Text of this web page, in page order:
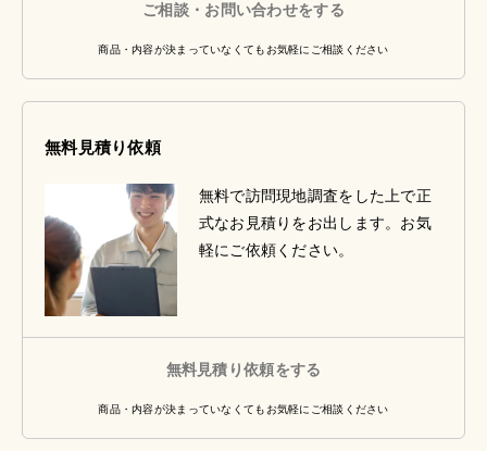
ご相談・お問い合わせをする
商品・内容が決まっていなくてもお気軽にご相談ください
無料見積り依頼
無料で訪問現地調査をした上で正
式なお見積りをお出します。お気
軽にご依頼ください。
無料見積り依頼をする
商品・内容が決まっていなくてもお気軽にご相談ください